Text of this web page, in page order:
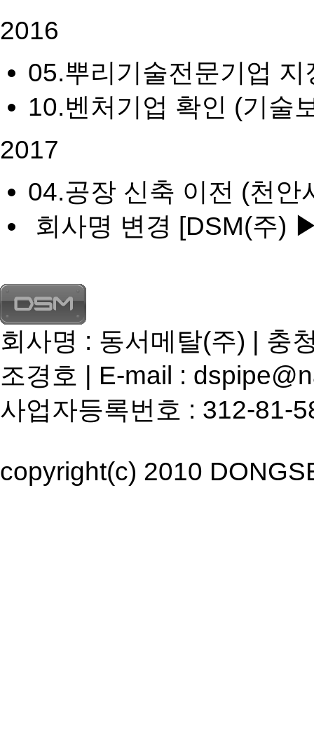
2016
05.뿌리기술전문기업
10.벤처기업 확인 (기술
2017
04.공장 신축 이전 (천안
회사명 변경 [DSM(주)
회사명 : 동서메탈(주) | 충
조경호 | E-mail :
사업자등록번호 : 312-81-
copyright(c) 2010